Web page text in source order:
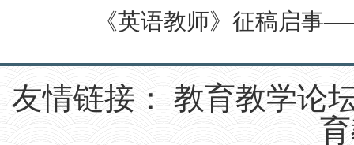
《英语教师》征稿启事
友情链接： 教育教学论